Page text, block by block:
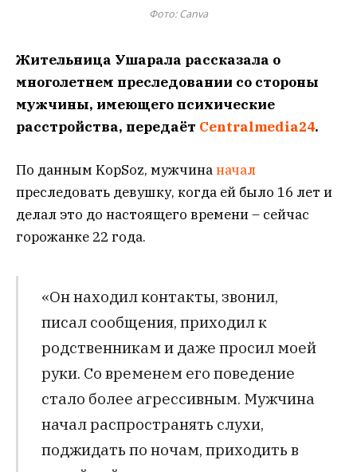
Фото: Canva
Жительница Ушарала рассказала о
многолетнем преследовании со стороны
мужчины, имеющего психические
расстройства, передаёт Centralmedia24.
По данным KopSoz, мужчинаначал
преследовать девушку, когда ей было 16 лет и
делал это до настоящего времени – сейчас
горожанке 22 года.
«Он находил контакты, звонил,
писал сообщения, приходил к
родственникам и даже просил моей
руки. Со временем его поведение
стало более агрессивным. Мужчина
начал распространять слухи,
поджидать по ночам, приходить в